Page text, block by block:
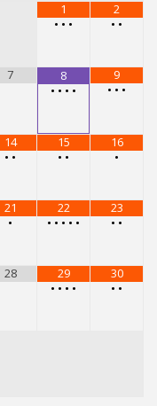
1
• • •
2
• •
7
8
• • • •
9
• • •
14
• •
15
• •
16
•
21
•
22
• • • • •
23
• •
28
29
• • • •
30
• •